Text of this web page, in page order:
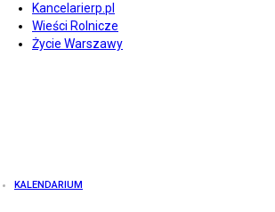
Kancelarierp.pl
Wieści Rolnicze
Życie Warszawy
KALENDARIUM